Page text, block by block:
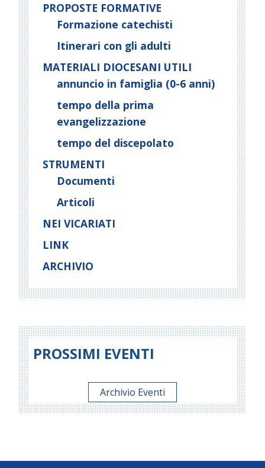
PROPOSTE FORMATIVE
Formazione catechisti
Itinerari con gli adulti
MATERIALI DIOCESANI UTILI
annuncio in famiglia (0-6 anni)
tempo della prima
evangelizzazione
tempo del discepolato
STRUMENTI
Documenti
Articoli
NEI VICARIATI
LINK
ARCHIVIO
PROSSIMI EVENTI
Archivio Eventi